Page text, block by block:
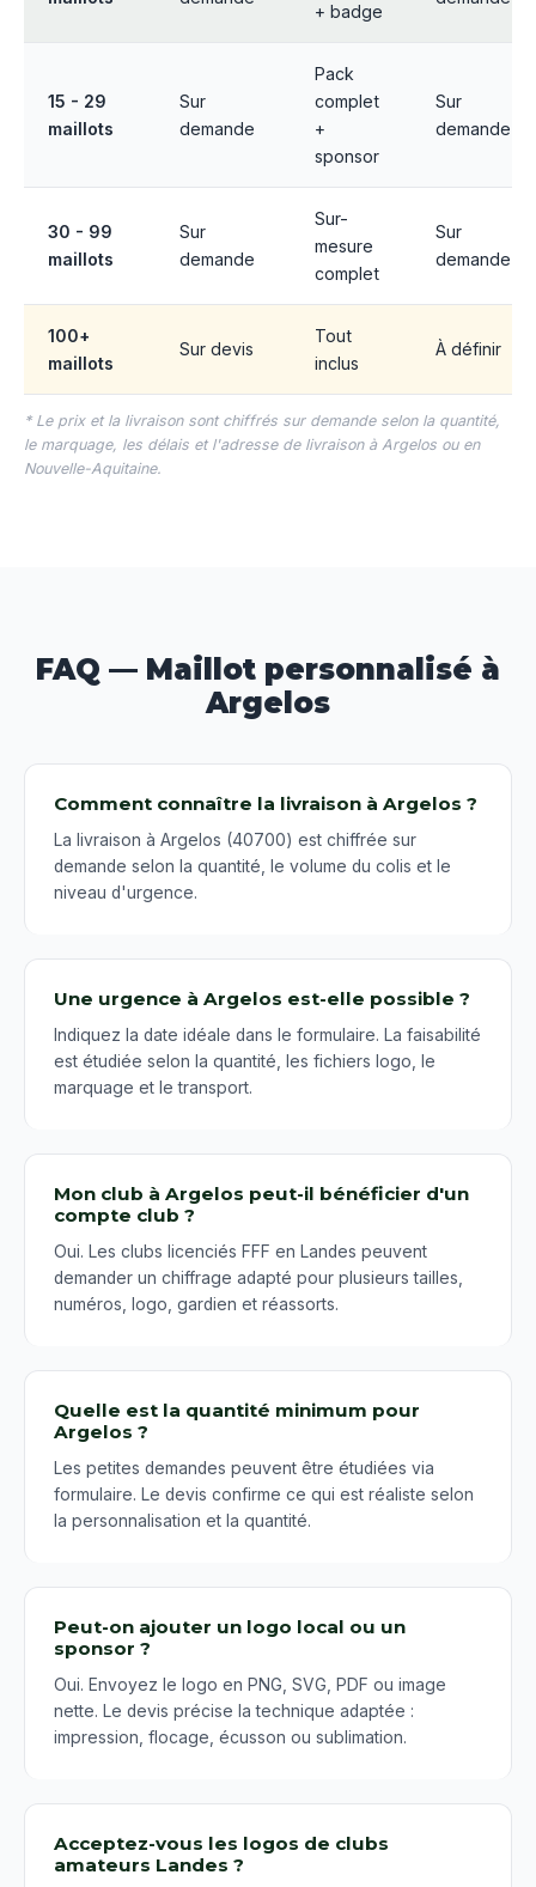
+ badge
15 - 29
maillots
Sur
demande
Pack
complet
+
sponsor
Sur
demande
30 - 99
maillots
Sur
demande
Sur-
mesure
complet
Sur
demande
100+
maillots
Sur devis
Tout
inclus
À définir
* Le prix et la livraison sont chiffrés sur demande selon la quantité,
le marquage, les délais et l'adresse de livraison à Argelos ou en
Nouvelle-Aquitaine.
FAQ — Maillot personnalisé à
Argelos
Comment connaître la livraison à Argelos ?
La livraison à Argelos (40700) est chiffrée sur
demande selon la quantité, le volume du colis et le
niveau d'urgence.
Une urgence à Argelos est-elle possible ?
Indiquez la date idéale dans le formulaire. La faisabilité
est étudiée selon la quantité, les fichiers logo, le
marquage et le transport.
Mon club à Argelos peut-il bénéficier d'un
compte club ?
Oui. Les clubs licenciés FFF en Landes peuvent
demander un chiffrage adapté pour plusieurs tailles,
numéros, logo, gardien et réassorts.
Quelle est la quantité minimum pour
Argelos ?
Les petites demandes peuvent être étudiées via
formulaire. Le devis confirme ce qui est réaliste selon
la personnalisation et la quantité.
Peut-on ajouter un logo local ou un
sponsor ?
Oui. Envoyez le logo en PNG, SVG, PDF ou image
nette. Le devis précise la technique adaptée :
impression, flocage, écusson ou sublimation.
Acceptez-vous les logos de clubs
amateurs Landes ?